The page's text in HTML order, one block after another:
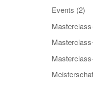
Events (2)